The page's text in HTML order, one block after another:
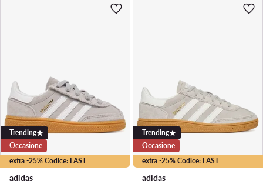
extra -25% Codice: LAST
Trending
Occasione
adidas
extra -25% Codice: LAST
Trending
Occasione
adidas